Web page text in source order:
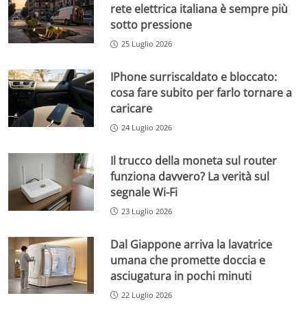
rete elettrica italiana è sempre più
sotto pressione
25 Luglio 2026
IPhone surriscaldato e bloccato:
cosa fare subito per farlo tornare a
caricare
24 Luglio 2026
Il trucco della moneta sul router
funziona davvero? La verità sul
segnale Wi-Fi
23 Luglio 2026
Dal Giappone arriva la lavatrice
umana che promette doccia e
asciugatura in pochi minuti
22 Luglio 2026